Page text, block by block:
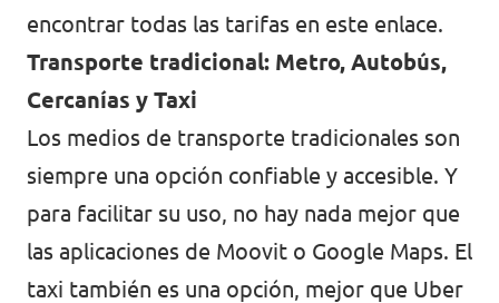
encontrar todas las tarifas en este enlace.
Transporte tradicional: Metro, Autobús,
Cercanías y Taxi
Los medios de transporte tradicionales son
siempre una opción confiable y accesible. Y
para facilitar su uso, no hay nada mejor que
las aplicaciones de Moovit o Google Maps. El
taxi también es una opción, mejor que Uber